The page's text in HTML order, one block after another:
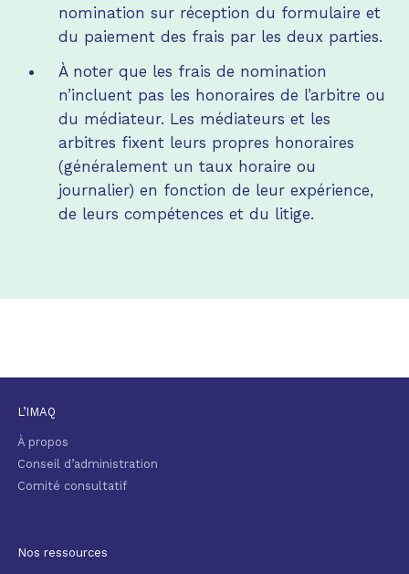
nomination sur réception du formulaire et
du paiement des frais par les deux parties.
À noter que les frais de nomination
n’incluent pas les honoraires de l’arbitre ou
du médiateur. Les médiateurs et les
arbitres fixent leurs propres honoraires
(généralement un taux horaire ou
journalier) en fonction de leur expérience,
de leurs compétences et du litige.
L’IMAQ
À propos
Conseil d’administration
Comité consultatif
Nos ressources